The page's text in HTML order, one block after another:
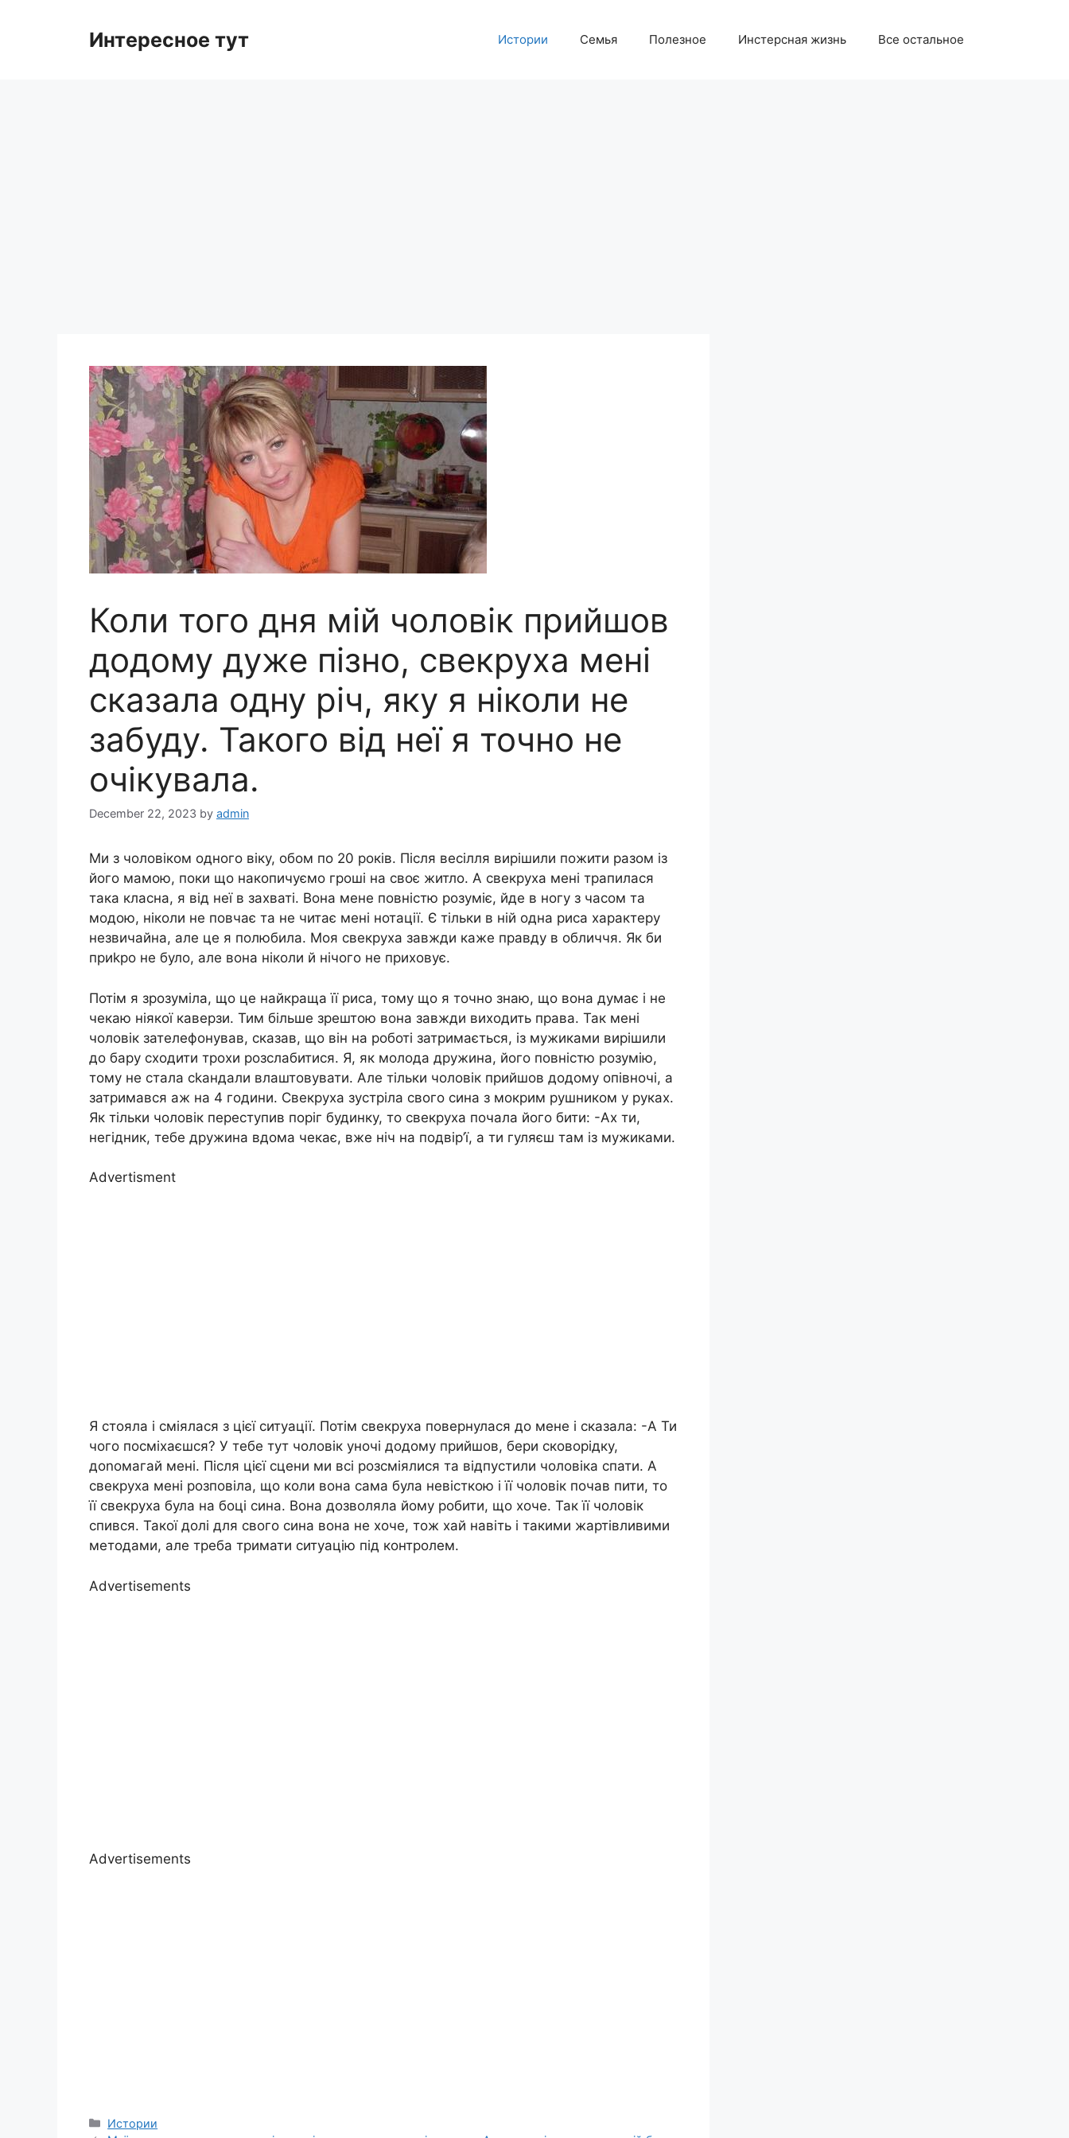
Интересное тут Истории Семья Полезное Инстерсная жизнь Все остальное
Коли того дня мій чоловік прийшов
додому дуже пізно, свекруха мені
сказала одну річ, яку я ніколи не
забуду. Такого від неї я точно не
очікувала.
December 22, 2023 by admin
Ми з чоловіком одного віку, обом по 20 років. Після весілля вирішили пожити разом із
його мамою, поки що накопичуємо гроші на своє житло. А свекруха мені трапилася
така класна, я від неї в захваті. Вона мене повністю розуміє, йде в ногу з часом та
модою, ніколи не повчає та не читає мені нотації. Є тільки в ній одна риса характеру
незвичайна, але це я полюбила. Моя свекруха завжди каже правду в обличчя. Як би
приkро не було, але вона ніколи й нічого не приховує.
Потім я зрозуміла, що це найкраща її риса, тому що я точно знаю, що вона думає і не
чекаю ніякої каверзи. Тим більше зрештою вона завжди виходить права. Так мені
чоловік зателефонував, сказав, що він на роботі затримається, із мужиками вирішили
до бару сходити трохи розслабитися. Я, як молода дружина, його повністю розумію,
тому не стала сkандали влаштовувати. Але тільки чоловік прийшов додому опівночі, а
затримався аж на 4 години. Свекруха зустріла свого сина з мокрим рушником у руках.
Як тільки чоловік переступив поріг будинку, то свекруха почала його бити: -Ах ти,
негідник, тебе дружина вдома чекає, вже ніч на подвір’ї, а ти гуляєш там із мужиками.
Advertisment
Я стояла і сміялася з цієї ситуації. Потім свекруха повернулася до мене і сказала: -А Ти
чого посміхаєшся? У тебе тут чоловік уночі додому прийшов, бери сковорідку,
доnомагай мені. Після цієї сцени ми всі розсміялися та відпустили чоловіка спати. А
свекруха мені розповіла, що коли вона сама була невісткою і її чоловік почав пити, то
її свекруха була на боці сина. Вона дозволяла йому робити, що хоче. Так її чоловік
спився. Такої долі для свого сина вона не хоче, тож хай навіть і такими жартівливими
методами, але треба тримати ситуацію під контролем.
Advertisements
Advertisements
Categories
Истории